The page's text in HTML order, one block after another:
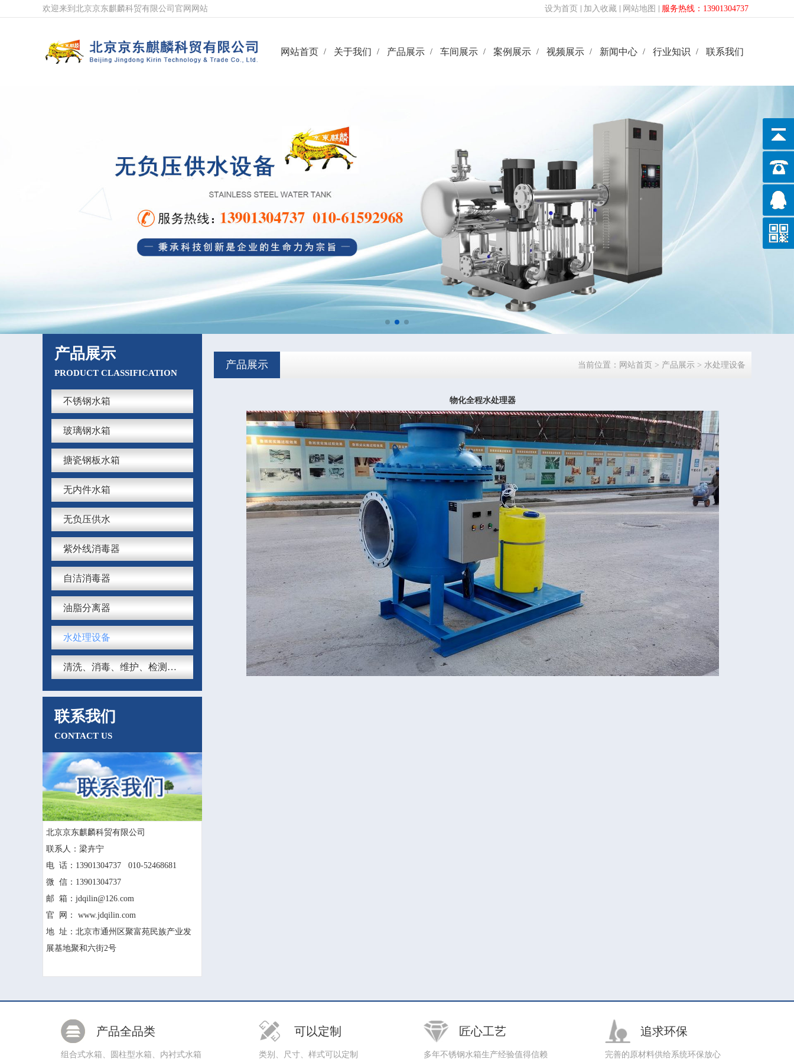
欢迎来到北京京东麒麟科贸有限公司官网网站 设为首页 加入收藏 网站地图 服务热线：13901304737
网站首页 关于我们 产品展示 车间展示 案例展示 视频展示 新闻中心 行业知识 联系我们
产品展示
PRODUCT CLASSIFICATION
不锈钢水箱
玻璃钢水箱
搪瓷钢板水箱
无内件水箱
无负压供水
紫外线消毒器
自洁消毒器
油脂分离器
水处理设备
清洗、消毒、维护、检测、代办卫生许可证
联系我们
CONTACT US
北京京东麒麟科贸有限公司
联系人：梁卉宁
电 话：13901304737 010-52468681
微 信：13901304737
邮 箱：jdqilin@126.com
官 网： www.jdqilin.com
地 址：北京市通州区聚富苑民族产业发
展基地聚和六街2号
产品展示 当前位置： 网站首页 > 产品展示 > 水处理设备
物化全程水处理器
产品全品类
组合式水箱、圆柱型水箱、内衬式水箱
可以定制
类别、尺寸、样式可以定制
匠心工艺
多年不锈钢水箱生产经验值得信赖
追求环保
完善的原材料供给系统环保放心